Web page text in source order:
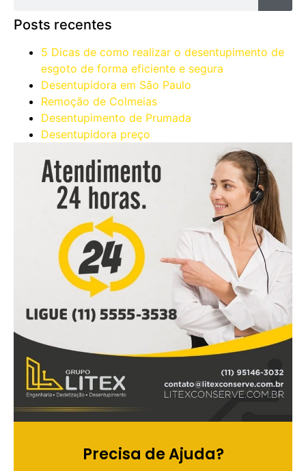
Posts recentes
5 Dicas de como realizar o desentupimento de
esgoto de forma eficiente e segura
Desentupidora em São Paulo
Remoção de Colmeias
Desentupimento de Prumada
Desentupidora preço
Precisa de Ajuda?